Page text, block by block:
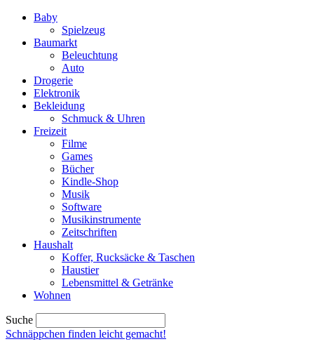
Baby
Spielzeug
Baumarkt
Beleuchtung
Auto
Drogerie
Elektronik
Bekleidung
Schmuck & Uhren
Freizeit
Filme
Games
Bücher
Kindle-Shop
Musik
Software
Musikinstrumente
Zeitschriften
Haushalt
Koffer, Rucksäcke & Taschen
Haustier
Lebensmittel & Getränke
Wohnen
Suche
Schnäppchen finden leicht gemacht!